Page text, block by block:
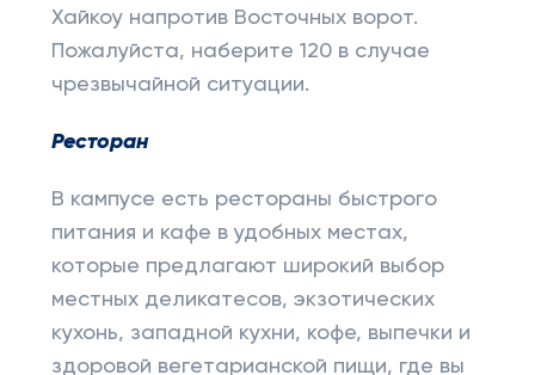
Хайкоу напротив Восточных ворот.
Пожалуйста, наберите 120 в случае
чрезвычайной ситуации.
Ресторан
В кампусе есть рестораны быстрого
питания и кафе в удобных местах,
которые предлагают широкий выбор
местных деликатесов, экзотических
кухонь, западной кухни, кофе, выпечки и
здоровой вегетарианской пищи, где вы